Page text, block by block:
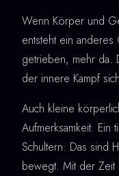
Wenn Körper und
entsteht ein
getrieben, mehr da.
der innere Kampf
Auch kleine
Aufmerksamkeit.
Schultern: Das sind
bewegt. Mit der Zeit